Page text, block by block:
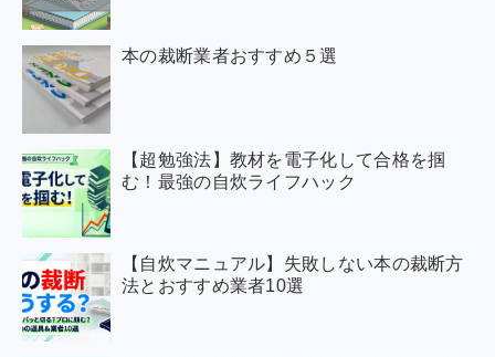
本の裁断業者おすすめ５選
【超勉強法】教材を電子化して合格を掴
む！最強の自炊ライフハック
【自炊マニュアル】失敗しない本の裁断方
法とおすすめ業者10選